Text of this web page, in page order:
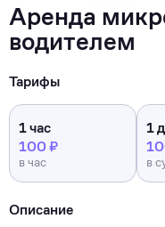
Аренда
водителем
Тарифы
1 час
100 ₽
в час
1
в
Описание